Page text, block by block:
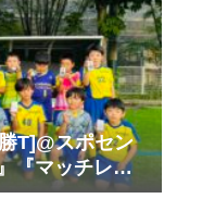
T]@スポセン
『マッチレポ